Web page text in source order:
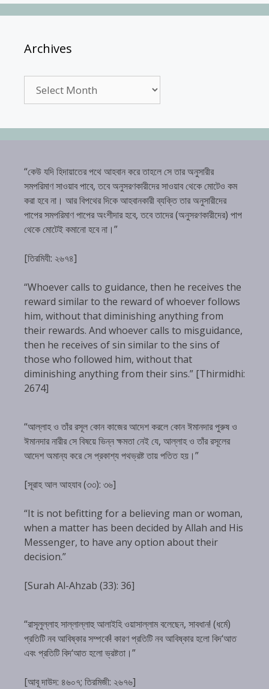
Archives
“কেউ যদি হিদায়াতের পথে আহবান করে তাহলে সে তার অনুসারীর
সমপরিমাণ সাওয়াব পাবে, তবে অনুসরণকারীদের সাওয়াব থেকে মোটেও কম
করা হবে না। আর বিপথের দিকে আহবানকারী ব্যক্তি তার অনুসারীদের
পাপের সমপরিমাণ পাপের অংশীদার হবে, তবে তাদের (অনুসরণকারীদের) পাপ
থেকে মোটেই কমানো হবে না।”
[তিরমিযী: ২৬৭৪]
“Whoever calls to guidance, then he receives the
reward similar to the reward of whoever follows
him, without that diminishing anything from
their rewards. And whoever calls to misguidance,
then he receives of sin similar to the sins of
those who followed him, without that
diminishing anything from their sins.” [Thirmidhi:
2674]
“আল্লাহ ও তাঁর রসূল কোন কাজের আদেশ করলে কোন ঈমানদার পুরুষ ও
ঈমানদার নারীর সে বিষয়ে ভিন্ন ক্ষমতা নেই যে, আল্লাহ ও তাঁর রসূলের
আদেশ অমান্য করে সে প্রকাশ্য পথভ্রষ্ট তায় পতিত হয়।”
[সূরাহ আল আহযাব (৩৩): ৩৬]
“It is not befitting for a believing man or woman,
when a matter has been decided by Allah and His
Messenger, to have any option about their
decision.”
[Surah Al-Ahzab (33): 36]
“রাসূলুল্লাহ সাল্লাল্লাহু আলাইহি ওয়াসাল্লাম বলেছেন, সাবধান! (ধর্মে)
প্রতিটি নব আবিষ্কার সম্পর্কে! কারণ প্রতিটি নব আবিষ্কার হলো বিদ‘আত
এবং প্রতিটি বিদ‘আত হলো ভ্রষ্টতা।”
[আবূ দাউদ: ৪৬০৭; তিরমিজী: ২৬৭৬]